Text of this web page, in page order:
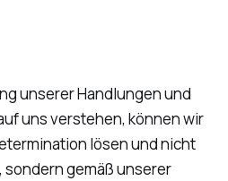
unserer Handlungen und
uns verstehen, können wir
lösen und nicht
sondern gemäß unserer